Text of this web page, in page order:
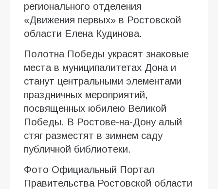
регионального отделения
«Движения первых» в Ростовской
области Елена Кудинова.
Полотна Победы украсят знаковые
места в муниципалитетах Дона и
станут центральными элементами
праздничных мероприятий,
посвященных юбилею Великой
Победы. В Ростове-на-Дону алый
стяг разместят в зимнем саду
публичной библиотеки.
Фото Официальный Портал
Правительства Ростовской области